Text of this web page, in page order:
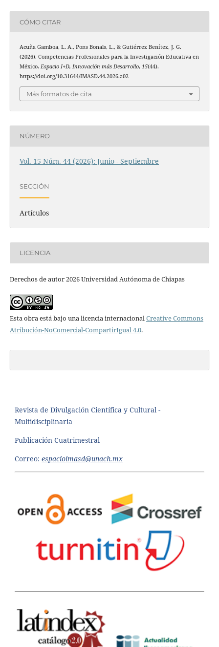
CÓMO CITAR
Acuña Gamboa, L. A., Pons Bonals, L., & Gutiérrez Benítez, J. G.
(2026). Competencias Profesionales para la Investigación Educativa en
México. Espacio I+D, Innovación más Desarrollo, 15(44).
https://doi.org/10.31644/IMASD.44.2026.a02
Más formatos de cita
NÚMERO
Vol. 15 Núm. 44 (2026): Junio - Septiembre
SECCIÓN
Artículos
LICENCIA
Derechos de autor 2026 Universidad Autónoma de Chiapas
Esta obra está bajo una licencia internacionalCreative Commons
Atribución-NoComercial-CompartirIgual 4.0.
Revista de Divulgación Científica y Cultural -
Multidisciplinaria
Publicación Cuatrimestral
Correo: espacioimasd@unach.mx